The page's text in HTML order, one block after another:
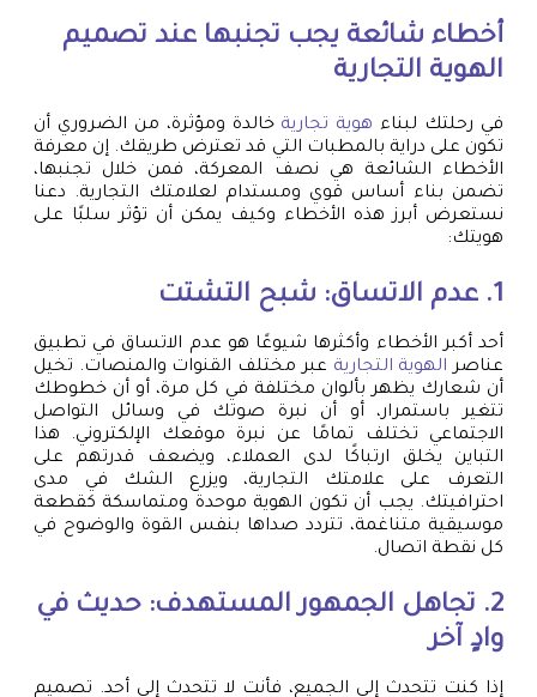
أخطاء شائعة يجب تجنبها عند تصميم
الهوية التجارية
في رحلتك لبناء هوية تجارية خالدة ومؤثرة، من الضروري أن
تكون على دراية بالمطبات التي قد تعترض طريقك. إن معرفة
الأخطاء الشائعة هي نصف المعركة، فمن خلال تجنبها،
تضمن بناء أساس قوي ومستدام لعلامتك التجارية. دعنا
نستعرض أبرز هذه الأخطاء وكيف يمكن أن تؤثر سلبًا على
هويتك:
1. عدم الاتساق: شبح التشتت
أحد أكبر الأخطاء وأكثرها شيوعًا هو عدم الاتساق في تطبيق
عناصر الهوية التجارية عبر مختلف القنوات والمنصات. تخيل
أن شعارك يظهر بألوان مختلفة في كل مرة، أو أن خطوطك
تتغير باستمرار، أو أن نبرة صوتك في وسائل التواصل
الاجتماعي تختلف تمامًا عن نبرة موقعك الإلكتروني. هذا
التباين يخلق ارتباكًا لدى العملاء، ويضعف قدرتهم على
التعرف على علامتك التجارية، ويزرع الشك في مدى
احترافيتك. يجب أن تكون الهوية موحدة ومتماسكة كقطعة
موسيقية متناغمة، تتردد صداها بنفس القوة والوضوح في
كل نقطة اتصال.
2. تجاهل الجمهور المستهدف: حديث في
وادٍ آخر
إذا كنت تتحدث إلى الجميع، فأنت لا تتحدث إلى أحد. تصميم